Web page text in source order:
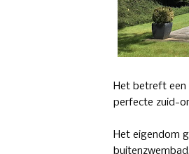
Het betreft een
perfecte zuid-
Het eigendom